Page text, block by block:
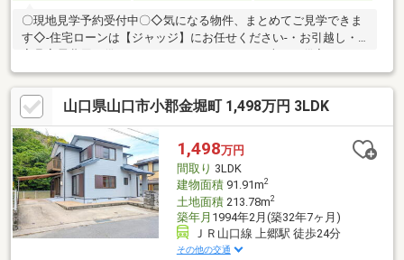
〇現地見学予約受付中〇◇気になる物件、まとめてご見学できま
す◇-住宅ローンは【ジャッジ】にお任せください-・お引越し・
っても大丈夫！・おまとめローンも可能♪・勤続年数が1年未満で
もＯＫ！・信用情報に不安があっても大丈夫！ローンに詳しい営
業スタッフがご対応いたします！！※住宅ローンの相談だけでも
大歓迎です♪※少しでも不安のある方、他社で断られた方も是非ご
相談ください♪※ジャッジはお客様と共に解決します！～お問合せ
～【ジャッジ株式会社】山口宇部店０８３６－３９―６０９０ど
んな事でもお気軽にご連絡ください♪
山口県山口市小郡金堀町 1,498万円 3LDK
1,498万円
間取り 3LDK
建物面積91.91m2
土地面積213.78m2
築年月 1994年2月(築32年7ヶ月)
ＪＲ山口線 上郷駅 徒歩24分
その他の交通